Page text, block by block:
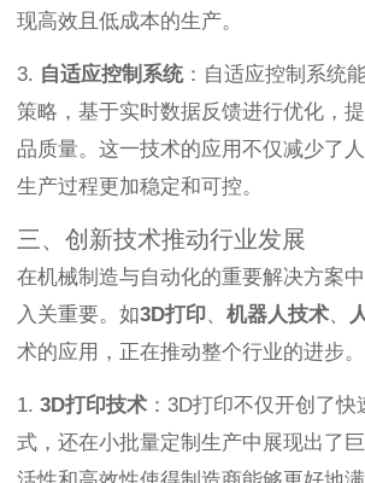
现高效且低成本的生产。
3. 自适应控制系统：自适应控制系统
策略，基于实时数据反馈进行优化，
品质量。这一技术的应用不仅减少了
生产过程更加稳定和可控。
三、创新技术推动行业发展
在机械制造与自动化的重要解决方案
入关重要。如3D打印、 机器人技术、
术的应用，正在推动整个行业的进步。
1. 3D打印技术 ：3D打印不仅开创了
式，还在小批量定制生产中展现出了